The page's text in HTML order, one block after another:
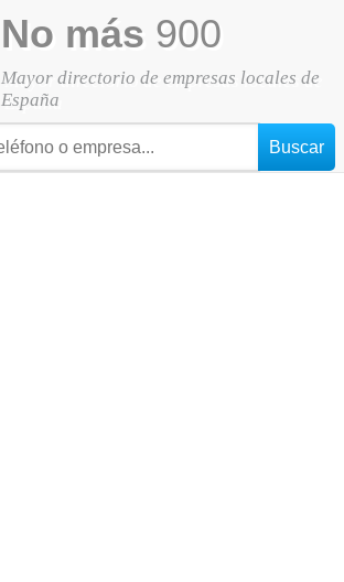
No más 900
Mayor directorio de empresas locales de
España